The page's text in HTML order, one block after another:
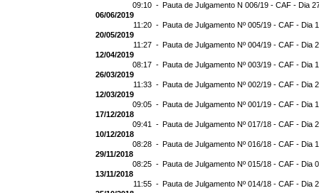
09:10 - Pauta de Julgamento N 006/19 - CAF - Dia
06/06/2019
11:20 - Pauta de Julgamento Nº 005/19 - CAF - Dia
20/05/2019
11:27 - Pauta de Julgamento Nº 004/19 - CAF - Dia
12/04/2019
08:17 - Pauta de Julgamento Nº 003/19 - CAF - Dia
26/03/2019
11:33 - Pauta de Julgamento Nº 002/19 - CAF - Dia
12/03/2019
09:05 - Pauta de Julgamento Nº 001/19 - CAF - Dia
17/12/2018
09:41 - Pauta de Julgamento Nº 017/18 - CAF - Dia
10/12/2018
08:28 - Pauta de Julgamento Nº 016/18 - CAF - Dia
29/11/2018
08:25 - Pauta de Julgamento Nº 015/18 - CAF - Dia
13/11/2018
11:55 - Pauta de Julgamento Nº 014/18 - CAF - Dia